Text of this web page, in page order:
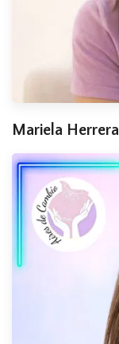
Mariela Herrera